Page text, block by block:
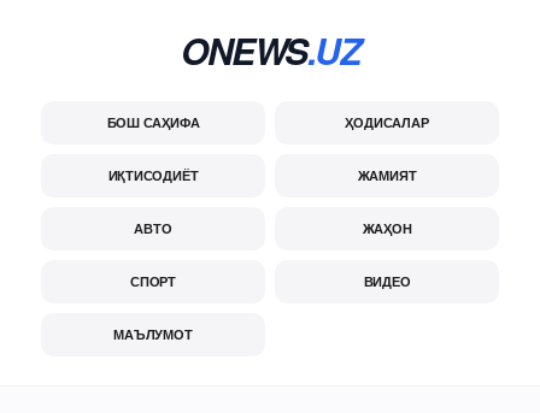
ONEWS.UZ
БОШ САҲИФА ҲОДИСАЛАР
ИҚТИСОДИЁТ ЖАМИЯТ
АВТО ЖАҲОН
СПОРТ ВИДЕО
МАЪЛУМОТ